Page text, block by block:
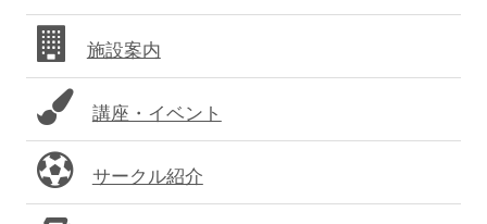
バ
ー
施設案内
講座・イベント
サークル紹介